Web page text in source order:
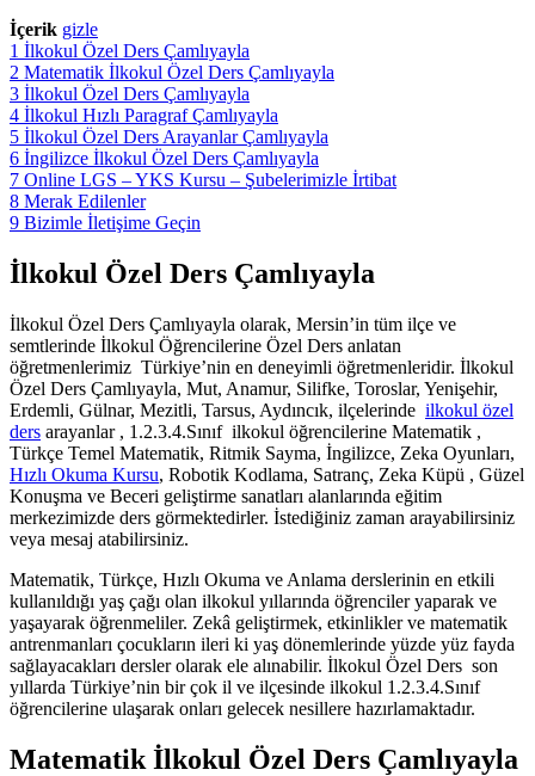
İçerik gizle
1 İlkokul Özel Ders Çamlıyayla
2 Matematik İlkokul Özel Ders Çamlıyayla
3 İlkokul Özel Ders Çamlıyayla
4 İlkokul Hızlı Paragraf Çamlıyayla
5 İlkokul Özel Ders Arayanlar Çamlıyayla
6 İngilizce İlkokul Özel Ders Çamlıyayla
7 Online LGS – YKS Kursu – Şubelerimizle İrtibat
8 Merak Edilenler
9 Bizimle İletişime Geçin
İlkokul Özel Ders Çamlıyayla
İlkokul Özel Ders Çamlıyayla olarak, Mersin’in tüm ilçe ve
semtlerinde İlkokul Öğrencilerine Özel Ders anlatan
öğretmenlerimiz Türkiye’nin en deneyimli öğretmenleridir. İlkokul
Özel Ders Çamlıyayla, Mut, Anamur, Silifke, Toroslar, Yenişehir,
Erdemli, Gülnar, Mezitli, Tarsus, Aydıncık, ilçelerinde ilkokul özel
ders arayanlar , 1.2.3.4.Sınıf ilkokul öğrencilerine Matematik ,
Türkçe Temel Matematik, Ritmik Sayma, İngilizce, Zeka Oyunları,
Hızlı Okuma Kursu, Robotik Kodlama, Satranç, Zeka Küpü , Güzel
Konuşma ve Beceri geliştirme sanatları alanlarında eğitim
merkezimizde ders görmektedirler. İstediğiniz zaman arayabilirsiniz
veya mesaj atabilirsiniz.
Matematik, Türkçe, Hızlı Okuma ve Anlama derslerinin en etkili
kullanıldığı yaş çağı olan ilkokul yıllarında öğrenciler yaparak ve
yaşayarak öğrenmeliler. Zekâ geliştirmek, etkinlikler ve matematik
antrenmanları çocukların ileri ki yaş dönemlerinde yüzde yüz fayda
sağlayacakları dersler olarak ele alınabilir. İlkokul Özel Ders son
yıllarda Türkiye’nin bir çok il ve ilçesinde ilkokul 1.2.3.4.Sınıf
öğrencilerine ulaşarak onları gelecek nesillere hazırlamaktadır.
Matematik İlkokul Özel Ders Çamlıyayla